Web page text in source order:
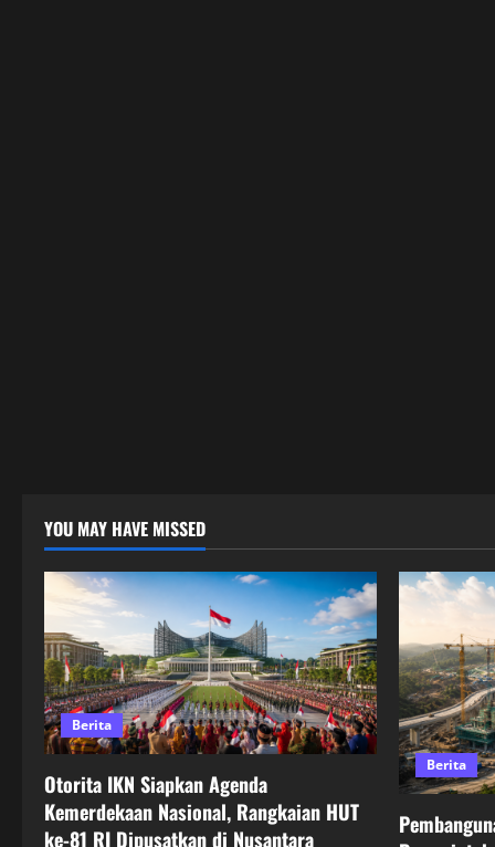
YOU MAY HAVE MISSED
Berita
Otorita IKN Siapkan Agenda
Kemerdekaan Nasional, Rangkaian HUT
ke-81 RI Dipusatkan di Nusantara
Berita